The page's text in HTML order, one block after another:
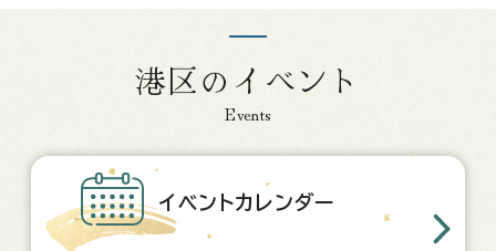
港区のイベント
Events
イベントカレンダー